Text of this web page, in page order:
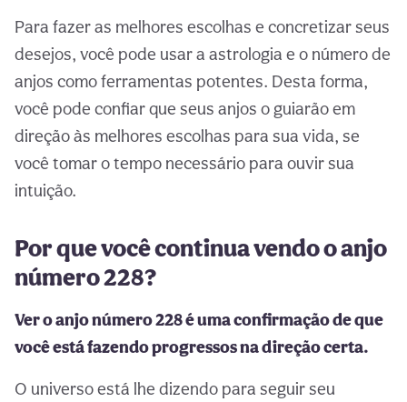
Para fazer as melhores escolhas e concretizar seus
desejos, você pode usar a astrologia e o número de
anjos como ferramentas potentes. Desta forma,
você pode confiar que seus anjos o guiarão em
direção às melhores escolhas para sua vida, se
você tomar o tempo necessário para ouvir sua
intuição.
Por que você continua vendo o anjo
número 228?
Ver o anjo número 228 é uma confirmação de que
você está fazendo progressos na direção certa.
O universo está lhe dizendo para seguir seu